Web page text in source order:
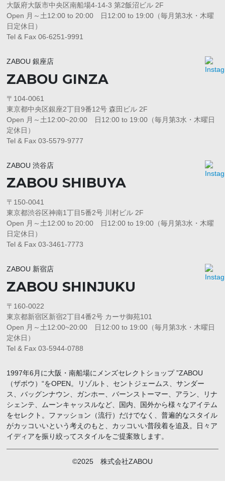
大阪府大阪市中央区南船場4-14-3 第2飯沼ビル 2F
Open 月～土12:00 to 20:00 日12:00 to 19:00（毎月第3水・木曜
日定休日）
Tel & Fax 06-6251-9991
ZABOU 銀座店
ZABOU GINZA
〒104-0061
東京都中央区銀座2丁目9番12号 森田ビル 2F
Open 月～土12:00~20:00 日12:00 to 19:00（毎月第3水・木曜日
定休日）
Tel & Fax 03-5579-9777
ZABOU 渋谷店
ZABOU SHIBUYA
〒150-0041
東京都渋谷区神南1丁目5番2号 川村ビル 2F
Open 月～土12:00 to 20:00 日12:00 to 19:00（毎月第3水・木曜
日定休日）
Tel & Fax 03-3461-7773
ZABOU 新宿店
ZABOU SHINJUKU
〒160-0022
東京都新宿区新宿2丁目4番2号 カーサ御苑101
Open 月～土12:00~20:00 日12:00 to 19:00（毎月第3水・木曜日
定休日）
Tel & Fax 03-5944-0788
1997年6月に大阪・南船場にメンズセレクトショップ ”ZABOU
（ザボウ）“をOPEN。リゾルト、セントジェームス、サンダー
ス、バッグンナウン、ガンホー、バーンストーマー、アラン、リナ
シェンテ、ムーンキャッスルなど、国内、国外から様々なアイテム
をセレクト。ファッション（流行）だけでなく、普遍的なスタイル
がカッコいいという考えのもと、カッコいい普段着を追及。日々ア
イディアを振り絞ってスタイルをご提案致します。
©2025 株式会社ZABOU